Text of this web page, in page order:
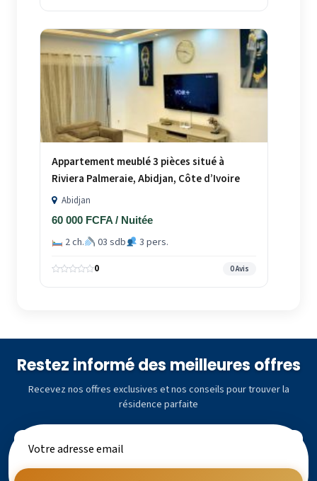
Appartement meublé 3 pièces situé à
Riviera Palmeraie, Abidjan, Côte d’Ivoire
Abidjan
60 000 FCFA / Nuitée
2 ch. 03 sdb 3 pers.
0 0 Avis
Restez informé des meilleures offres
Recevez nos offres exclusives et nos conseils pour trouver la
résidence parfaite